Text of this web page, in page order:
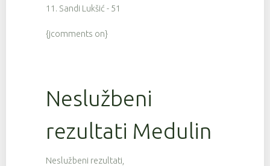
11. Sandi Lukšić - 51
{jcomments on}
Neslužbeni
rezultati Medulin
Neslužbeni rezultati,